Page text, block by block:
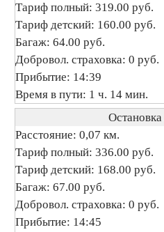
Тариф полный: 319.00 руб.
Тариф детский: 160.00 руб.
Багаж: 64.00 руб.
Добровол. страховка: 0 руб.
Прибытие: 14:39
Время в пути: 1 ч. 14 мин.
Остановка
Расстояние: 0,07 км.
Тариф полный: 336.00 руб.
Тариф детский: 168.00 руб.
Багаж: 67.00 руб.
Добровол. страховка: 0 руб.
Прибытие: 14:45